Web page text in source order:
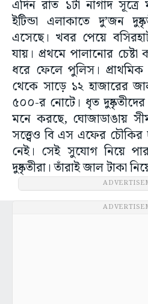
এদিন রাত ১টা নাগাদ
ইটিন্ডা এলাকাতে দু’জন
এসেছে। খবর পেয়ে
যায়। প্রথমে পালানোর
ধরে ফেলে পুলিস।
থেকে সাড়ে ১২ হাজারের
৫০০-র নোটে। ধৃত
মনে করছে, ঘোজাডাঙায়
সত্ত্বেও বি এস এফের চৌকির
নেই। সেই সুযোগ নিয়ে
দুষ্কৃতীরা। তাঁরাই জাল টাকা